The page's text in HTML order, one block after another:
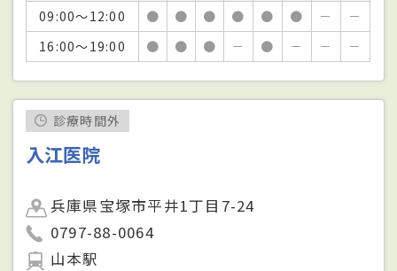
09:00～12:00
● ● ● ● ● ● －
－
16:00～19:00
● ● ● － ● － － －
診療時間外
入江医院
兵庫県宝塚市平井1丁目7-24
0797-88-0064
山本駅